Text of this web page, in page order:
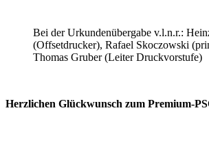
Bei der Urkundenübergabe v.l.n.r.:
(Offsetdrucker), Rafael Skoczowski
Thomas Gruber (Leiter Druckvorstufe)
Herzlichen Glückwunsch zum Premium-